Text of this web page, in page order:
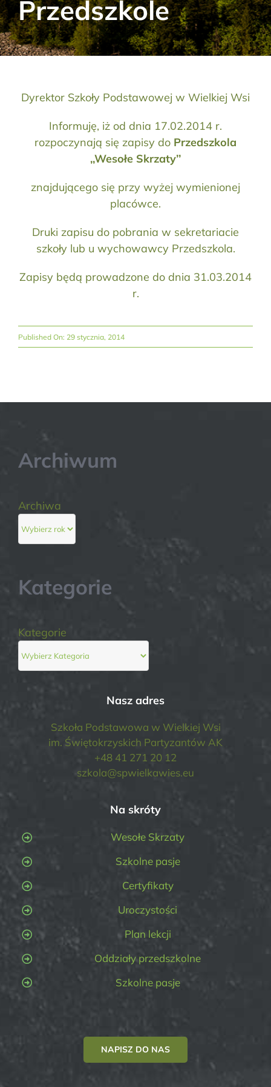
Aktualności
Kontakt
Szukaj:
Przedszkole
Dyrektor Szkoły Podstawowej w Wielkiej Wsi
Informuję, iż od dnia 17.02.2014 r.
rozpoczynają się zapisy do Przedszkola
,,Wesołe Skrzaty’’
znajdującego się przy wyżej wymienionej
placówce.
Druki zapisu do pobrania w sekretariacie
szkoły lub u wychowawcy Przedszkola.
Zapisy będą prowadzone do dnia 31.03.2014
r.
Published On: 29 stycznia, 2014
Archiwum
Archiwa
Kategorie
Kategorie
Nasz adres
Szkoła Podstawowa w Wielkiej Wsi
im. Świętokrzyskich Partyzantów AK
+48 41 271 20 12
szkola@spwielkawies.eu
Na skróty
Wesołe Skrzaty
Szkolne pasje
Certyfikaty
Uroczystości
Plan lekcji
Oddziały przedszkolne
Szkolne pasje
NAPISZ DO NAS